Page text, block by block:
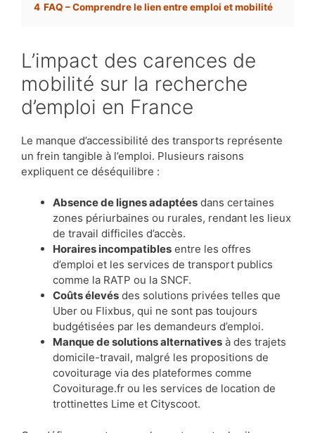
4 FAQ – Comprendre le lien entre emploi et mobilité
L’impact des carences de
mobilité sur la recherche
d’emploi en France
Le manque d’accessibilité des transports représente
un frein tangible à l’emploi. Plusieurs raisons
expliquent ce déséquilibre :
Absence de lignes adaptées dans certaines
zones périurbaines ou rurales, rendant les lieux
de travail difficiles d’accès.
Horaires incompatibles entre les offres
d’emploi et les services de transport publics
comme la RATP ou la SNCF.
Coûts élevés des solutions privées telles que
Uber ou Flixbus, qui ne sont pas toujours
budgétisées par les demandeurs d’emploi.
Manque de solutions alternatives à des trajets
domicile-travail, malgré les propositions de
covoiturage via des plateformes comme
Covoiturage.fr ou les services de location de
trottinettes Lime et Cityscoot.